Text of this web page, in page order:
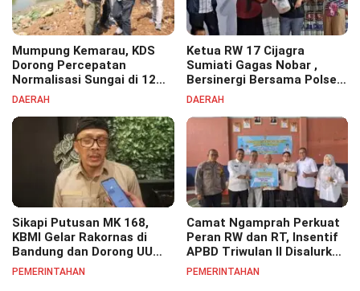
Mumpung Kemarau, KDS
Dorong Percepatan
Normalisasi Sungai di 12
Kecamatan Tekan Resiko
DAERAH
Ketua RW 17 Cijagra
Sumiati Gagas Nobar ,
Bersinergi Bersama Polsek
Bojongsoang Semarakkan
DAERAH
Sikapi Putusan MK 168,
KBMI Gelar Rakornas di
Bandung dan Dorong UU
Perlindungan Pekerja
PEMERINTAHAN
Camat Ngamprah Perkuat
Peran RW dan RT, Insentif
APBD Triwulan II Disalurkan
untuk Tingkatkan
PEMERINTAHAN